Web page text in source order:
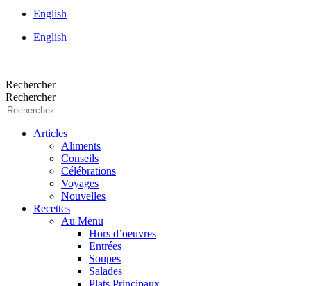
English
English
Rechercher
Rechercher
Articles
Aliments
Conseils
Célébrations
Voyages
Nouvelles
Recettes
Au Menu
Hors d’oeuvres
Entrées
Soupes
Salades
Plats Principaux